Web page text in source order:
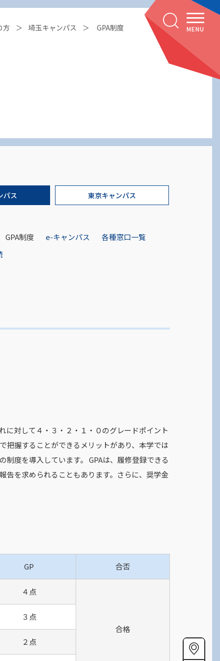
MENU
方 埼玉キャンパス GPA制度
パス 東京キャンパス
GPA制度 e-キャンパス
各種窓口一覧
に対して４・３・２・１・０のグレードポイント
把握することができるメリットがあり、本学では
度を導入しています。 GPAは、履修登録できる
告を求められることもあります。さらに、奨学金
GP 合否
４点
合格
３点
２点